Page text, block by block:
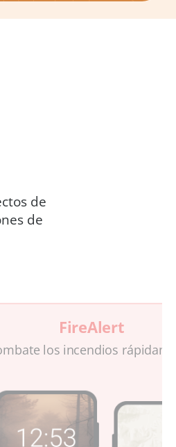
de
de
FireAlert
los incendios